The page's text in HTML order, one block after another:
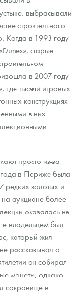
выбрасывали
строительного
Когда в 1993 году
старые
в 2007 году
где тысячи игровых
конструкциях
в них
просто из-за
года в Париже была
редких золотых и
аукционе более
оказалась не
владельцем был
который жил
рассказывал о
он собирал
монеты, однако
сокровище в